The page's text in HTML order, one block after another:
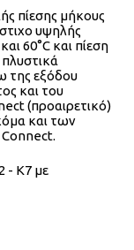
πίεσης μήκους
υψηλής
60°C και πίεση
της εξόδου
και του
(προαιρετικό)
και των
- K7 με